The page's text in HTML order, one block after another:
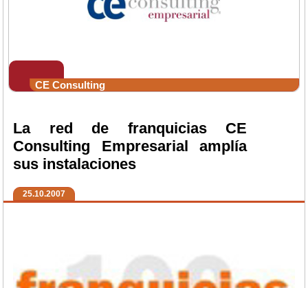
CE Consulting
La red de franquicias CE
Consulting Empresarial amplía
sus instalaciones
25.10.2007